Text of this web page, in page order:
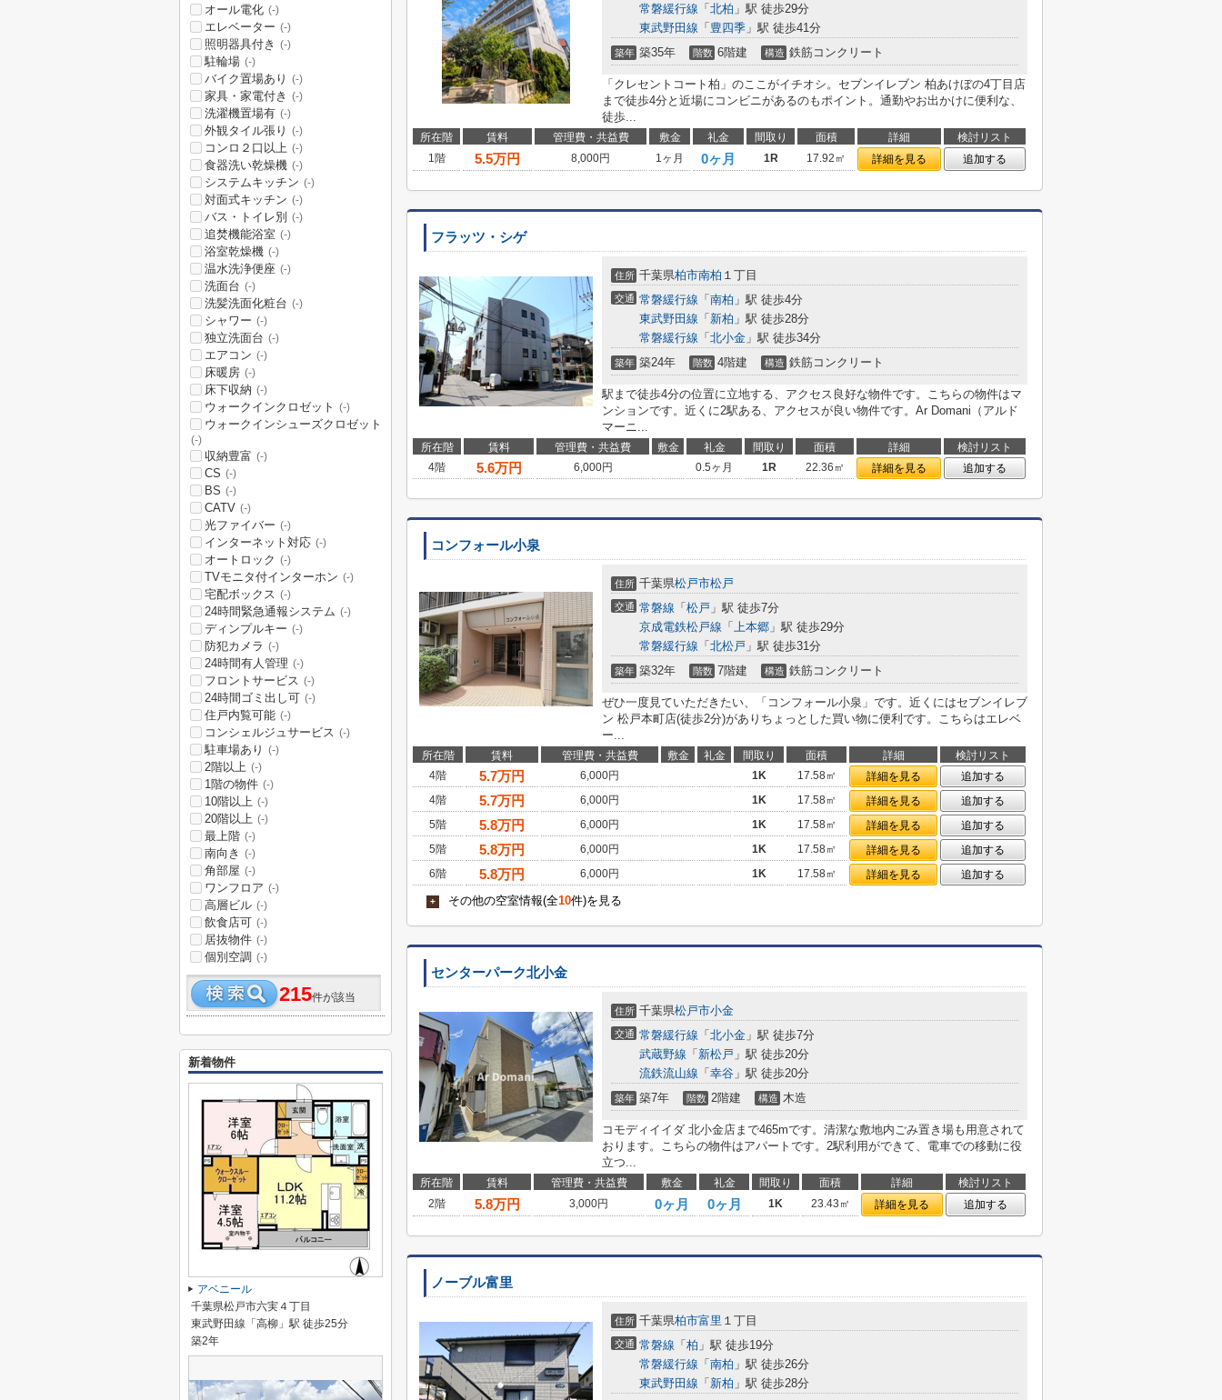
常磐緩行線 「 北柏 」駅 徒歩29分
東武野田線 「 豊四季 」駅 徒歩41分
築年 築35年 階数 6階建 構造 鉄筋コンクリート
「クレセントコート柏」のここがイチオシ。セブンイレブン 柏あけぼの4丁目店
まで徒歩4分と近場にコンビニがあるのもポイント。通勤やお出かけに便利な、
徒歩...
所在階 賃料 管理費・共益費 敷金 礼金 間取り 面積 詳細
検討リスト
1階
5.5万円 8,000円 1ヶ月 0ヶ月 1R 17.92㎡ 詳細を見る 追加する
フラッツ・シゲ
住所 千葉県柏市南柏 １丁目
交通 常磐緩行線 「 南柏 」駅 徒歩4分
東武野田線 「 新柏 」駅 徒歩28分
常磐緩行線 「 北小金 」駅 徒歩34分
築年 築24年 階数 4階建 構造 鉄筋コンクリート
駅まで徒歩4分の位置に立地する、アクセス良好な物件です。こちらの物件はマ
ンションです。近くに2駅ある、アクセスが良い物件です。Ar Domani（アルド
マーニ...
所在階 賃料 管理費・共益費 敷金 礼金 間取り 面積 詳細
検討リスト
4階
5.6万円 6,000円 0.5ヶ月 1R 22.36㎡ 詳細を見る 追加する
コンフォール小泉
住所 千葉県松戸市松戸
交通 常磐線 「 松戸 」駅 徒歩7分
京成電鉄松戸線 「 上本郷 」駅 徒歩29分
常磐緩行線 「 北松戸 」駅 徒歩31分
築年 築32年 階数 7階建 構造 鉄筋コンクリート
ぜひ一度見ていただきたい、「コンフォール小泉」です。近くにはセブンイレブ
ン 松戸本町店(徒歩2分)がありちょっとした買い物に便利です。こちらはエレベ
ー...
所在階 賃料 管理費・共益費 敷金 礼金 間取り 面積 詳細
検討リスト
4階
5.7万円 6,000円 1K 17.58㎡ 詳細を見る
追加する
4階
5.7万円 6,000円 1K 17.58㎡ 詳細を見る
追加する
5階
5.8万円 6,000円 1K 17.58㎡ 詳細を見る
追加する
5階
5.8万円 6,000円 1K 17.58㎡ 詳細を見る
追加する
6階
5.8万円 6,000円 1K 17.58㎡ 詳細を見る 追加する
+ その他の空室情報(全10件)を見る
センターパーク北小金
住所 千葉県松戸市小金
交通 常磐緩行線 「 北小金 」駅 徒歩7分
武蔵野線 「 新松戸 」駅 徒歩20分
流鉄流山線 「 幸谷 」駅 徒歩20分
築年 築7年 階数 2階建 構造 木造
コモディイイダ 北小金店まで465mです。清潔な敷地内ごみ置き場も用意されて
おります。こちらの物件はアパートです。2駅利用ができて、電車での移動に役
立つ...
所在階 賃料 管理費・共益費 敷金 礼金 間取り 面積 詳細
検討リスト
2階
5.8万円 3,000円 0ヶ月 0ヶ月 1K 23.43㎡ 詳細を見る 追加する
ノーブル富里
住所 千葉県柏市富里 １丁目
交通 常磐線 「 柏 」駅 徒歩19分
常磐緩行線 「 南柏 」駅 徒歩26分
東武野田線 「 新柏 」駅 徒歩28分
オール電化 (-)
エレベーター (-)
照明器具付き (-)
駐輪場 (-)
バイク置場あり (-)
家具・家電付き (-)
洗濯機置場有 (-)
外観タイル張り (-)
コンロ２口以上 (-)
食器洗い乾燥機 (-)
システムキッチン (-)
対面式キッチン (-)
バス・トイレ別 (-)
追焚機能浴室 (-)
浴室乾燥機 (-)
温水洗浄便座 (-)
洗面台 (-)
洗髪洗面化粧台 (-)
シャワー (-)
独立洗面台 (-)
エアコン (-)
床暖房 (-)
床下収納 (-)
ウォークインクロゼット (-)
ウォークインシューズクロゼット
(-)
収納豊富 (-)
CS (-)
BS (-)
CATV (-)
光ファイバー (-)
インターネット対応 (-)
オートロック (-)
TVモニタ付インターホン (-)
宅配ボックス (-)
24時間緊急通報システム (-)
ディンプルキー (-)
防犯カメラ (-)
24時間有人管理 (-)
フロントサービス (-)
24時間ゴミ出し可 (-)
住戸内覧可能 (-)
コンシェルジュサービス (-)
駐車場あり (-)
2階以上 (-)
1階の物件 (-)
10階以上 (-)
20階以上 (-)
最上階 (-)
南向き (-)
角部屋 (-)
ワンフロア (-)
高層ビル (-)
飲食店可 (-)
居抜物件 (-)
個別空調 (-)
215件が該当
新着物件
アベニール
千葉県松戸市六実４丁目
東武野田線「高柳」駅 徒歩25分
築2年